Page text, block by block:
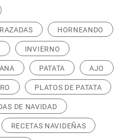
HORNEANDO
INVIERNO
PATATA AJO
PLATOS DE PATATA
DE NAVIDAD
RECETAS NAVIDEÑAS